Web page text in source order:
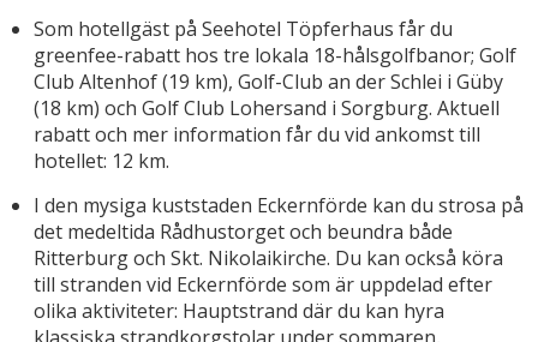
Som hotellgäst på Seehotel Töpferhaus får du
greenfee-rabatt hos tre lokala 18-hålsgolfbanor; Golf
Club Altenhof (19 km), Golf-Club an der Schlei i Güby
(18 km) och Golf Club Lohersand i Sorgburg. Aktuell
rabatt och mer information får du vid ankomst till
hotellet: 12 km.
I den mysiga kuststaden Eckernförde kan du strosa på
det medeltida Rådhustorget och beundra både
Ritterburg och Skt. Nikolaikirche. Du kan också köra
till stranden vid Eckernförde som är uppdelad efter
olika aktiviteter: Hauptstrand där du kan hyra